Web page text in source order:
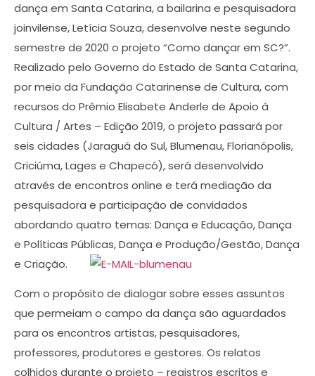
dança em Santa Catarina, a bailarina e pesquisadora
joinvilense, Letícia Souza, desenvolve neste segundo
semestre de 2020 o projeto “Como dançar em SC?”.
Realizado pelo Governo do Estado de Santa Catarina,
por meio da Fundação Catarinense de Cultura, com
recursos do Prêmio Elisabete Anderle de Apoio à
Cultura ∕ Artes – Edição 2019, o projeto passará por
seis cidades (Jaraguá do Sul, Blumenau, Florianópolis,
Criciúma, Lages e Chapecó), será desenvolvido
através de encontros online e terá mediação da
pesquisadora e participação de convidados
abordando quatro temas: Dança e Educação, Dança
e Políticas Públicas, Dança e Produção/Gestão, Dança
e Criação.
Com o propósito de dialogar sobre esses assuntos
que permeiam o campo da dança são aguardados
para os encontros artistas, pesquisadores,
professores, produtores e gestores. Os relatos
colhidos durante o projeto – registros escritos e